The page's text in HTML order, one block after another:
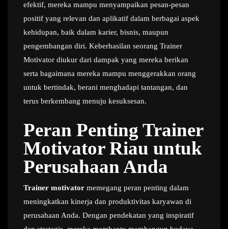
efektif, mereka mampu menyampaikan pesan-pesan
positif yang relevan dan aplikatif dalam berbagai aspek
kehidupan, baik dalam karier, bisnis, maupun
pengembangan diri. Keberhasilan seorang Trainer
Motivator diukur dari dampak yang mereka berikan
serta bagaimana mereka mampu menggerakkan orang
untuk bertindak, berani menghadapi tantangan, dan
terus berkembang menuju kesuksesan.
Peran Penting Trainer
Motivator Riau untuk
Perusahaan Anda
Trainer motivator memegang peran penting dalam
meningkatkan kinerja dan produktivitas karyawan di
perusahaan Anda. Dengan pendekatan yang inspiratif